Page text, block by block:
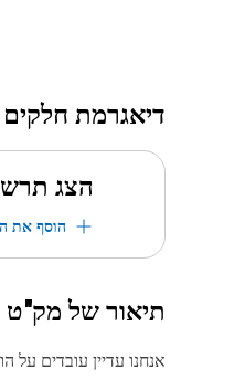
דיאגרמת
הצג
הוסף את
תיאור של מק"ט
אנחנו עדיין עובדים על